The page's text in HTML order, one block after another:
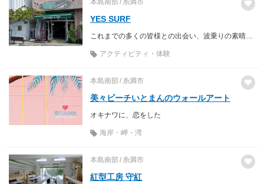
YES SURF
これまでの多くの皆様との出会い、波乗りの素晴らしさや感動に感謝し 私が『感じ、考え、体験してきた波乗り』を多くの皆様へ伝える形として、2011年4月にサーフィンショップ『YES SURF 』をオープンしました。
アクティビティ・体験
本島南部 糸満市
美々ビーチいとまんのウォールアート
オキナワに、恋をした
海岸・岬・湾
本島南部 糸満市
紅型工房 守紅